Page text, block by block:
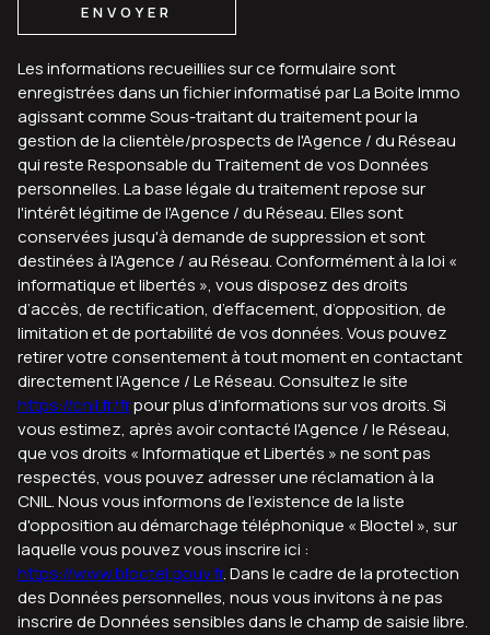
ENVOYER
Les informations recueillies sur ce formulaire sont
enregistrées dans un fichier informatisé par La Boite Immo
agissant comme Sous-traitant du traitement pour la
gestion de la clientèle/prospects de l'Agence / du Réseau
qui reste Responsable du Traitement de vos Données
personnelles. La base légale du traitement repose sur
l'intérêt légitime de l'Agence / du Réseau. Elles sont
conservées jusqu'à demande de suppression et sont
destinées à l'Agence / au Réseau. Conformément à la loi «
informatique et libertés », vous disposez des droits
d’accès, de rectification, d’effacement, d’opposition, de
limitation et de portabilité de vos données. Vous pouvez
retirer votre consentement à tout moment en contactant
directement l’Agence / Le Réseau. Consultez le site
https://cnil.fr/frpour plus d’informations sur vos droits. Si
vous estimez, après avoir contacté l'Agence / le Réseau,
que vos droits « Informatique et Libertés » ne sont pas
respectés, vous pouvez adresser une réclamation à la
CNIL. Nous vous informons de l’existence de la liste
d'opposition au démarchage téléphonique « Bloctel », sur
laquelle vous pouvez vous inscrire ici :
https://www.bloctel.gouv.fr. Dans le cadre de la protection
des Données personnelles, nous vous invitons à ne pas
inscrire de Données sensibles dans le champ de saisie libre.